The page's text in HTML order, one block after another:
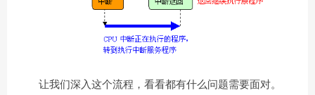
让我们深入这个流程，看看都有什么问题需要面对。